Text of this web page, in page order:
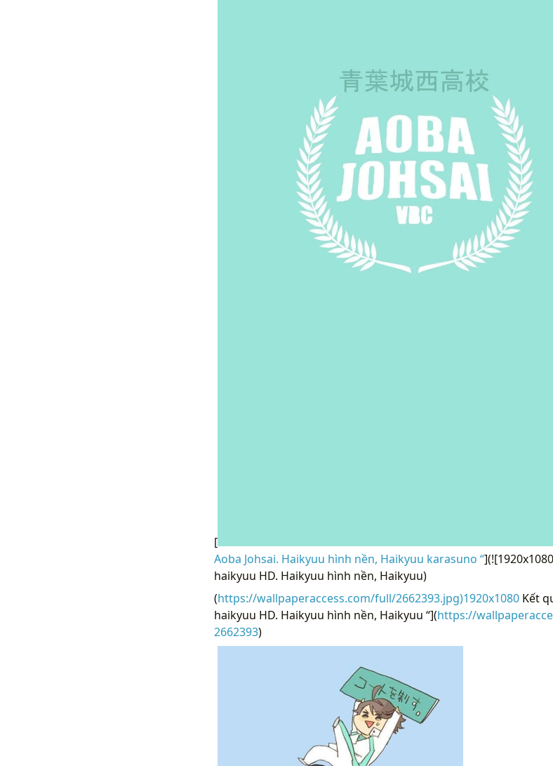
[
Aoba Johsai. Haikyuu hình nền, Haikyuu karasuno “
haikyuu HD. Haikyuu hình nền, Haikyuu)
(https://wallpaperaccess.com/full/2662393.jpg)1920x1080Kết
haikyuu HD. Haikyuu hình nền, Haikyuu “](https://
2662393)